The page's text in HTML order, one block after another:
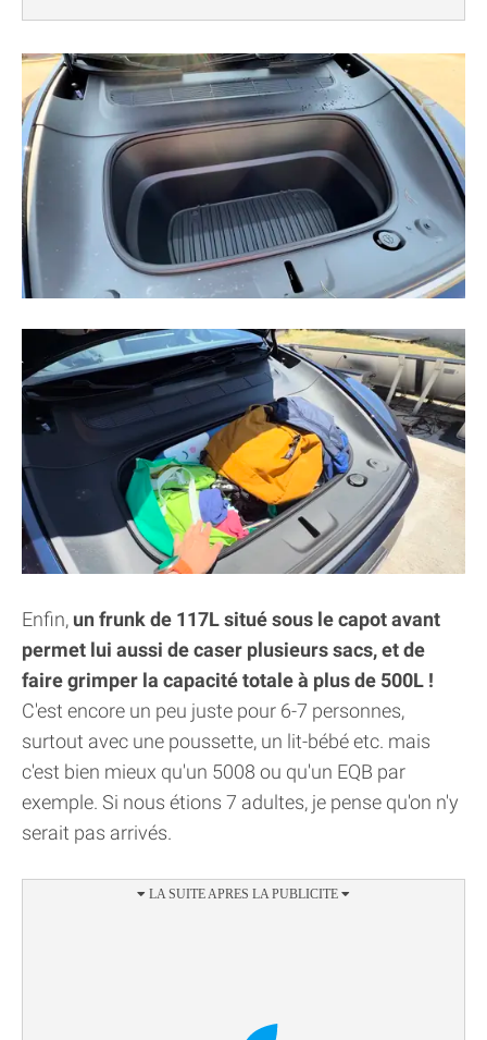
Enfin, un frunk de 117L situé sous le capot avant
permet lui aussi de caser plusieurs sacs, et de
faire grimper la capacité totale à plus de 500L !
C'est encore un peu juste pour 6-7 personnes,
surtout avec une poussette, un lit-bébé etc. mais
c'est bien mieux qu'un 5008 ou qu'un EQB par
exemple. Si nous étions 7 adultes, je pense qu'on n'y
serait pas arrivés.